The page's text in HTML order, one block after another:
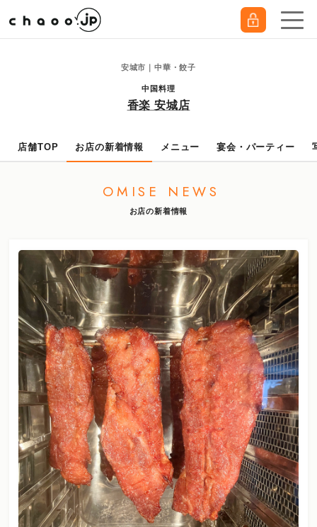
安城市｜中華・餃子
中国料理
香楽 安城店
店舗TOP お店の新着情報 メニュー 宴会・パーティー
OMISE NEWS
お店の新着情報